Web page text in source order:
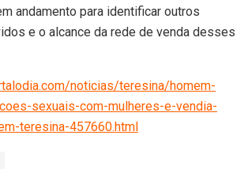
andamento para identificar outros
e o alcance da rede de venda desses
noticias/teresina/homem-
sexuais-com-mulheres-e-vendia-
teresina-457660.html